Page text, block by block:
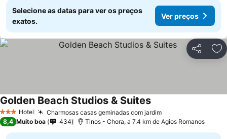
Selecione as datas para ver os preços
exatos.
Ver preços
Partilhar
3 EstrelasHotel Charmosas casas geminadas com jardim
Golden Beach Studios & Suites
8,4 Muito boa 434 Tinos - Chora, a 7.4 km de Agios Romanos